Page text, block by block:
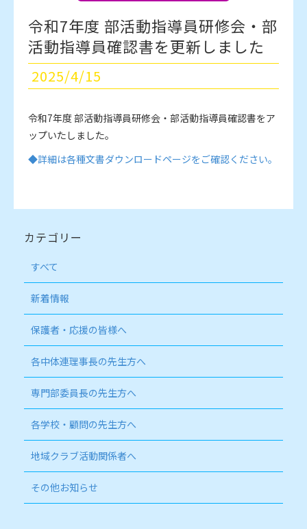
令和7年度 部活動指導員研修会・部
活動指導員確認書を更新しました
2025/4/15
令和7年度 部活動指導員研修会・部活動指導員確認書をア
ップいたしました。
◆詳細は各種文書ダウンロードページをご確認ください。
カテゴリー
すべて
新着情報
保護者・応援の皆様へ
各中体連理事長の先生方へ
専門部委員長の先生方へ
各学校・顧問の先生方へ
地域クラブ活動関係者へ
その他お知らせ